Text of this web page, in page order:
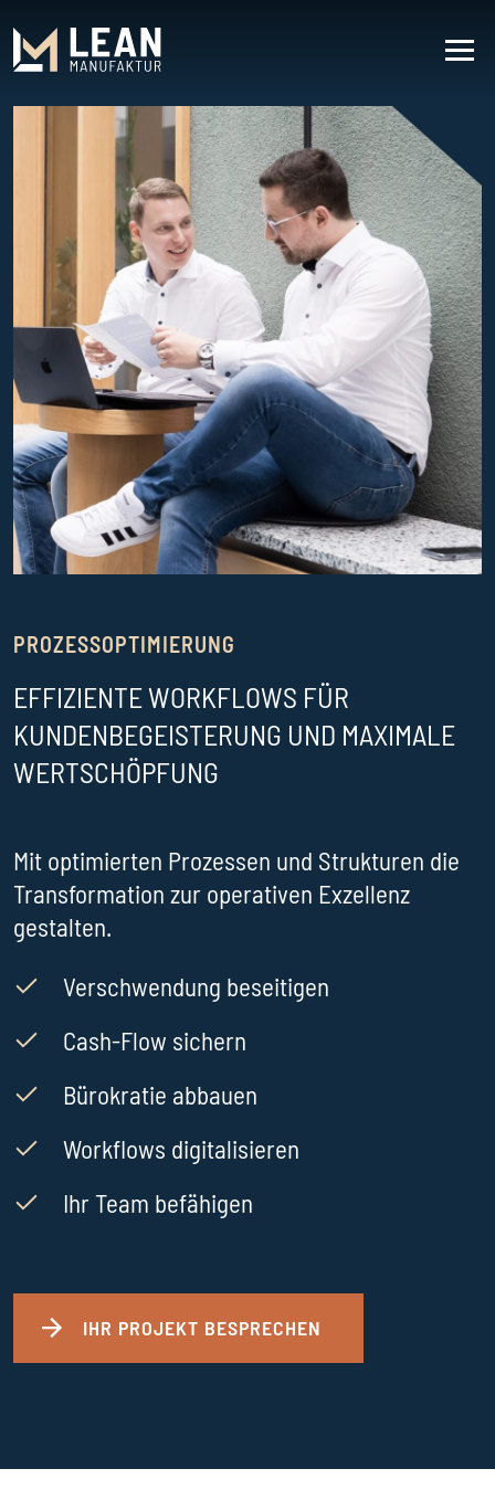
PROZESSOPTIMIERUNG
EFFIZIENTE WORKFLOWS FÜR
KUNDENBEGEISTERUNG UND MAXIMALE
WERTSCHÖPFUNG
Mit optimierten Prozessen und Strukturen die
Transformation zur operativen Exzellenz
gestalten.
Verschwendung beseitigen
Cash-Flow sichern
Bürokratie abbauen
Workflows digitalisieren
Ihr Team befähigen
IHR PROJEKT BESPRECHEN